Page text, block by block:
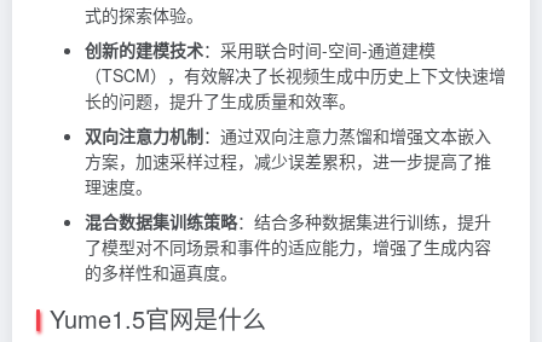
式的探索体验。
创新的建模技术：采用联合时间-空间-通道建模
（TSCM），有效解决了长视频生成中历史上下文快速增
长的问题，提升了生成质量和效率。
双向注意力机制：通过双向注意力蒸馏和增强文本嵌入
方案，加速采样过程，减少误差累积，进一步提高了推
理速度。
混合数据集训练策略：结合多种数据集进行训练，提升
了模型对不同场景和事件的适应能力，增强了生成内容
的多样性和逼真度。
Yume1.5官网是什么